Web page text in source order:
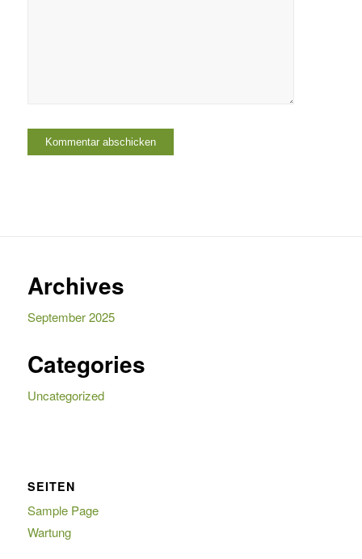
Archives
September 2025
Categories
Uncategorized
SEITEN
Sample Page
Wartung